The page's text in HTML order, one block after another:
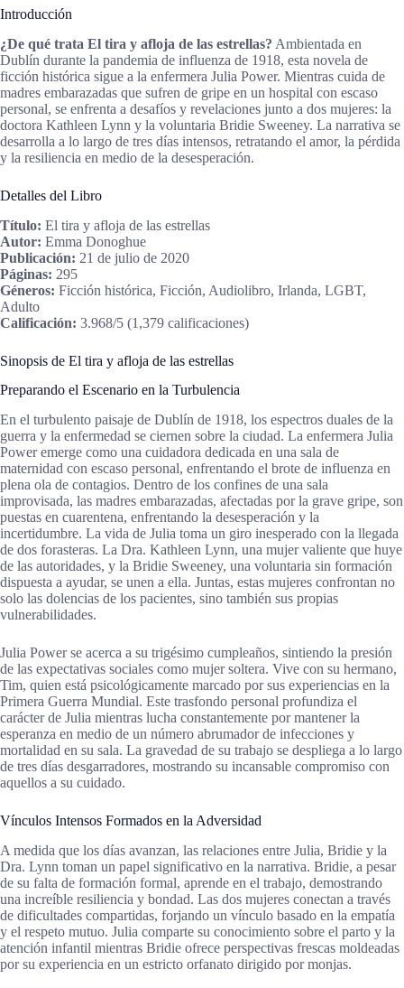
Introducción
¿De qué trata El tira y afloja de las estrellas? Ambientada en
Dublín durante la pandemia de influenza de 1918, esta novela de
ficción histórica sigue a la enfermera Julia Power. Mientras cuida de
madres embarazadas que sufren de gripe en un hospital con escaso
personal, se enfrenta a desafíos y revelaciones junto a dos mujeres: la
doctora Kathleen Lynn y la voluntaria Bridie Sweeney. La narrativa se
desarrolla a lo largo de tres días intensos, retratando el amor, la pérdida
y la resiliencia en medio de la desesperación.
Detalles del Libro
Título: El tira y afloja de las estrellas
Autor: Emma Donoghue
Publicación: 21 de julio de 2020
Páginas: 295
Géneros: Ficción histórica, Ficción, Audiolibro, Irlanda, LGBT,
Adulto
Calificación: 3.968/5 (1,379 calificaciones)
Sinopsis de El tira y afloja de las estrellas
Preparando el Escenario en la Turbulencia
En el turbulento paisaje de Dublín de 1918, los espectros duales de la
guerra y la enfermedad se ciernen sobre la ciudad. La enfermera Julia
Power emerge como una cuidadora dedicada en una sala de
maternidad con escaso personal, enfrentando el brote de influenza en
plena ola de contagios. Dentro de los confines de una sala
improvisada, las madres embarazadas, afectadas por la grave gripe, son
puestas en cuarentena, enfrentando la desesperación y la
incertidumbre. La vida de Julia toma un giro inesperado con la llegada
de dos forasteras. La Dra. Kathleen Lynn, una mujer valiente que huye
de las autoridades, y la Bridie Sweeney, una voluntaria sin formación
dispuesta a ayudar, se unen a ella. Juntas, estas mujeres confrontan no
solo las dolencias de los pacientes, sino también sus propias
vulnerabilidades.
Julia Power se acerca a su trigésimo cumpleaños, sintiendo la presión
de las expectativas sociales como mujer soltera. Vive con su hermano,
Tim, quien está psicológicamente marcado por sus experiencias en la
Primera Guerra Mundial. Este trasfondo personal profundiza el
carácter de Julia mientras lucha constantemente por mantener la
esperanza en medio de un número abrumador de infecciones y
mortalidad en su sala. La gravedad de su trabajo se despliega a lo largo
de tres días desgarradores, mostrando su incansable compromiso con
aquellos a su cuidado.
Vínculos Intensos Formados en la Adversidad
A medida que los días avanzan, las relaciones entre Julia, Bridie y la
Dra. Lynn toman un papel significativo en la narrativa. Bridie, a pesar
de su falta de formación formal, aprende en el trabajo, demostrando
una increíble resiliencia y bondad. Las dos mujeres conectan a través
de dificultades compartidas, forjando un vínculo basado en la empatía
y el respeto mutuo. Julia comparte su conocimiento sobre el parto y la
atención infantil mientras Bridie ofrece perspectivas frescas moldeadas
por su experiencia en un estricto orfanato dirigido por monjas.